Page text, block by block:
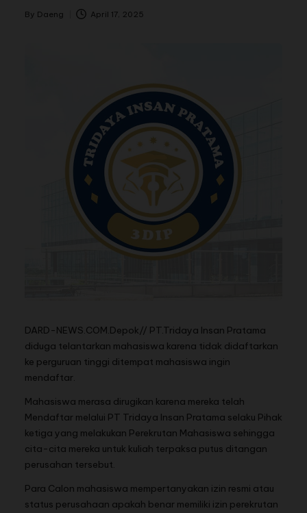
By Daeng April 17, 2025
DARD-NEWS.COM.Depok// PT.Tridaya Insan Pratama
diduga telantarkan mahasiswa karena tidak didaftarkan
ke perguruan tinggi ditempat mahasiswa ingin
mendaftar.
Mahasiswa merasa dirugikan karena mereka telah
Mendaftar melalui PT Tridaya Insan Pratama selaku Pihak
ketiga yang melakukan Perekrutan Mahasiswa sehingga
cita-cita mereka untuk kuliah terpaksa putus ditangan
perusahan tersebut.
Para Calon mahasiswa mempertanyakan izin resmi atau
status perusahaan apakah benar memiliki izin perekrutan